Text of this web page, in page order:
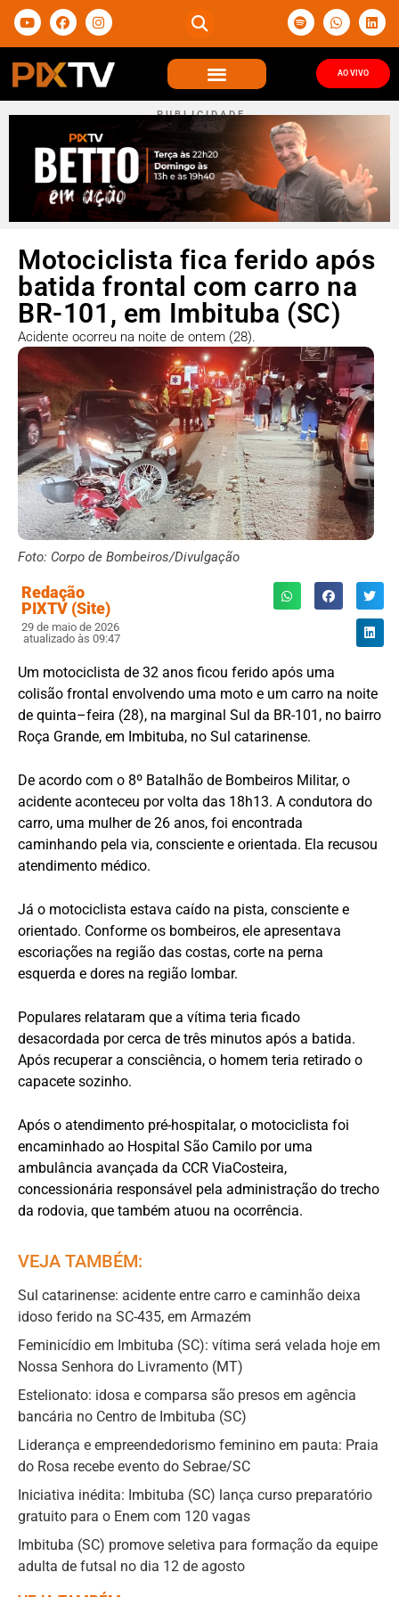
AO VIVO
P U B L I C I D A D E
Motociclista fica ferido após
batida frontal com carro na
BR-101, em Imbituba (SC)
Acidente ocorreu na noite de ontem (28).
Foto: Corpo de Bombeiros/Divulgação
Redação
PIXTV (Site)
29 de maio de 2026
atualizado às 09:47
Um motociclista de 32 anos ficou ferido após uma
colisão frontal envolvendo uma moto e um carro na noite
de quinta–feira (28), na marginal Sul da BR-101, no bairro
Roça Grande, em Imbituba, no Sul catarinense.
De acordo com o 8º Batalhão de Bombeiros Militar, o
acidente aconteceu por volta das 18h13. A condutora do
carro, uma mulher de 26 anos, foi encontrada
caminhando pela via, consciente e orientada. Ela recusou
atendimento médico.
Já o motociclista estava caído na pista, consciente e
orientado. Conforme os bombeiros, ele apresentava
escoriações na região das costas, corte na perna
esquerda e dores na região lombar.
Populares relataram que a vítima teria ficado
desacordada por cerca de três minutos após a batida.
Após recuperar a consciência, o homem teria retirado o
capacete sozinho.
Após o atendimento pré-hospitalar, o motociclista foi
encaminhado ao Hospital São Camilo por uma
ambulância avançada da CCR ViaCosteira,
concessionária responsável pela administração do trecho
da rodovia, que também atuou na ocorrência.
VEJA TAMBÉM:
Sul catarinense: acidente entre carro e caminhão deixa
idoso ferido na SC-435, em Armazém
Feminicídio em Imbituba (SC): vítima será velada hoje em
Nossa Senhora do Livramento (MT)
Estelionato: idosa e comparsa são presos em agência
bancária no Centro de Imbituba (SC)
Liderança e empreendedorismo feminino em pauta: Praia
do Rosa recebe evento do Sebrae/SC
Iniciativa inédita: Imbituba (SC) lança curso preparatório
gratuito para o Enem com 120 vagas
Imbituba (SC) promove seletiva para formação da equipe
adulta de futsal no dia 12 de agosto